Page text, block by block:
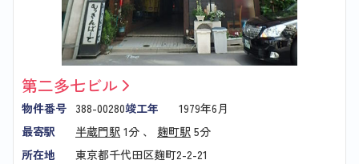
第二多七ビル
物件番号 388-00280竣工年
1979年6月
最寄駅
半蔵門駅 1分 、 麹町駅 5分
所在地
東京都千代田区麹町2-2-21